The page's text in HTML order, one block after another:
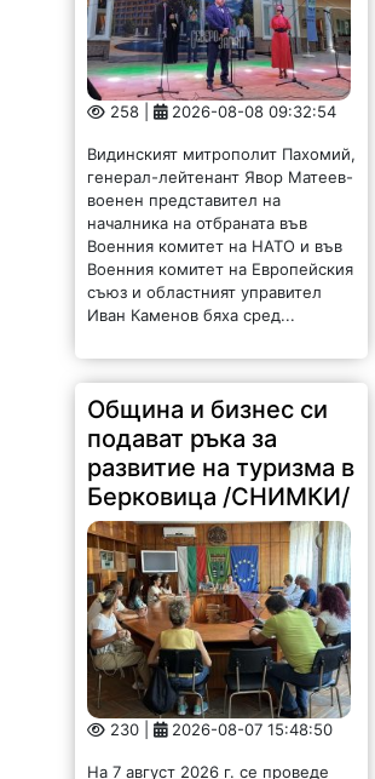
258 | 2026-08-08 09:32:54
Видинският митрополит Пахомий,
генерал-лейтенант Явор Матеев-
военен представител на
началника на отбраната във
Военния комитет на НАТО и във
Военния комитет на Европейския
съюз и областният управител
Иван Каменов бяха сред...
Община и бизнес си
подават ръка за
развитие на туризма в
Берковица /СНИМКИ/
230 | 2026-08-07 15:48:50
На 7 август 2026 г. се проведе